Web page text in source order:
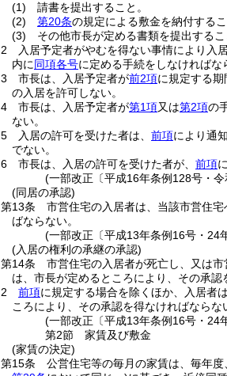
(1)
請書を提出すること。
(2)
第20条の規定による敷金を納付するこ
(3)
その他市長が定める書類を提出するこ
2
入居予定者がやむを得ない事情により入
内に同項各号に定める手続をしなければな
3
市長は、入居予定者が前2項に規定する期
の入居を許可しない。
4
市長は、入居予定者が第1項又は第2項の
ない。
5
入居の許可を受けた者は、 前項により通
でない。
6
市長は、入居の許可を受けた者が、 前項
(一部改正〔平成16年条例128号・
(同居の承認)
第13条
市営住宅の入居者は、当該市営住
ばならない。
(一部改正〔平成13年条例16号・24
(入居の権利の承継の承認)
第14条
市営住宅の入居者が死亡し、又は
は、市長が定めるところにより、その承認
2
前項に規定する場合を除くほか、入居者
ころにより、その承認を得なければならな
(一部改正〔平成13年条例16号・24
第2節
家賃及び敷金
(家賃の決定)
第15条
公営住宅等の毎月の家賃は、毎年度